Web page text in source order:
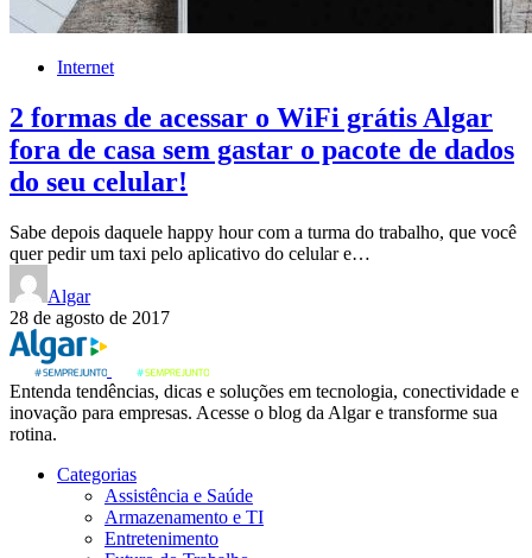
Internet
2 formas de acessar o WiFi grátis Algar
fora de casa sem gastar o pacote de dados
do seu celular!
Sabe depois daquele happy hour com a turma do trabalho, que você
quer pedir um taxi pelo aplicativo do celular e…
Algar
28 de agosto de 2017
Entenda tendências, dicas e soluções em tecnologia, conectividade e
inovação para empresas. Acesse o blog da Algar e transforme sua
rotina.
Categorias
Assistência e Saúde
Armazenamento e TI
Entretenimento